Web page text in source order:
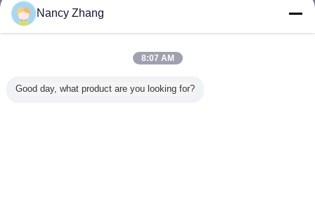
ระบบการนมวัวอัตโนมัติที่ได้รับการ
ระบบห้องนม Herringbone พร้อม
Nancy Zhang
8:07 AM
Good day, what product are you looking for?